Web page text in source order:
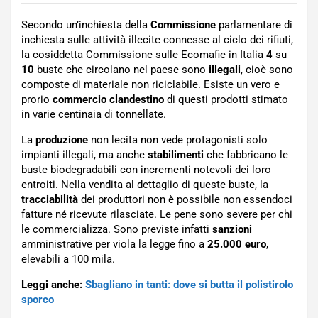
Secondo un’inchiesta della Commissione parlamentare di
inchiesta sulle attività illecite connesse al ciclo dei rifiuti,
la cosiddetta Commissione sulle Ecomafie in Italia 4 su
10 buste che circolano nel paese sono illegali, cioè sono
composte di materiale non riciclabile. Esiste un vero e
prorio commercio clandestino di questi prodotti stimato
in varie centinaia di tonnellate.
La produzione non lecita non vede protagonisti solo
impianti illegali, ma anche stabilimenti che fabbricano le
buste biodegradabili con incrementi notevoli dei loro
entroiti. Nella vendita al dettaglio di queste buste, la
tracciabilità dei produttori non è possibile non essendoci
fatture né ricevute rilasciate. Le pene sono severe per chi
le commercializza. Sono previste infatti sanzioni
amministrative per viola la legge fino a 25.000 euro,
elevabili a 100 mila.
Leggi anche: Sbagliano in tanti: dove si butta il polistirolo
sporco